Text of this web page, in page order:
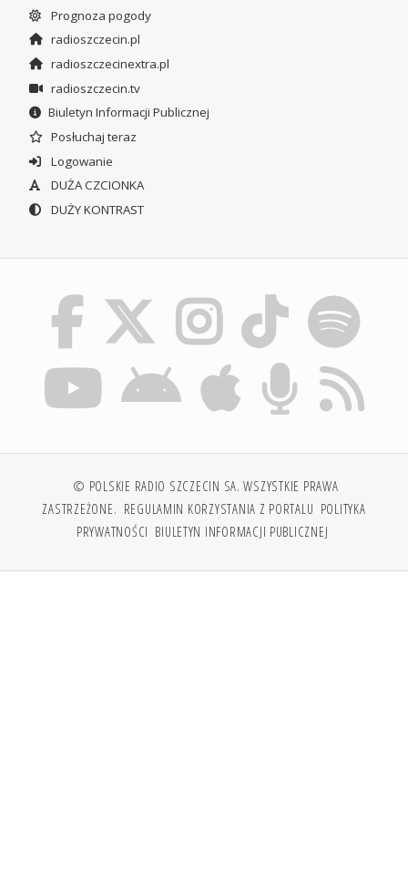
Prognoza pogody
radioszczecin.pl
radioszczecinextra.pl
radioszczecin.tv
Biuletyn Informacji Publicznej
Posłuchaj teraz
Logowanie
DUŻA CZCIONKA
DUŻY KONTRAST
© POLSKIE RADIO SZCZECIN SA. WSZYSTKIE PRAWA
ZASTRZEŻONE. REGULAMIN KORZYSTANIA Z PORTALU POLITYKA
PRYWATNOŚCI BIULETYN INFORMACJI PUBLICZNEJ